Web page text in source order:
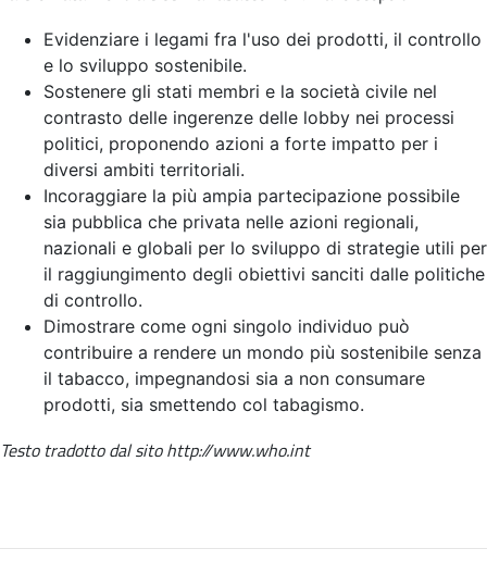
Evidenziare i legami fra l'uso dei prodotti, il controllo
e lo sviluppo sostenibile.
Sostenere gli stati membri e la società civile nel
contrasto delle ingerenze delle lobby nei processi
politici, proponendo azioni a forte impatto per i
diversi ambiti territoriali.
Incoraggiare la più ampia partecipazione possibile
sia pubblica che privata nelle azioni regionali,
nazionali e globali per lo sviluppo di strategie utili per
il raggiungimento degli obiettivi sanciti dalle politiche
di controllo.
Dimostrare come ogni singolo individuo può
contribuire a rendere un mondo più sostenibile senza
il tabacco, impegnandosi sia a non consumare
prodotti, sia smettendo col tabagismo.
Testo tradotto dal sito http://www.who.int